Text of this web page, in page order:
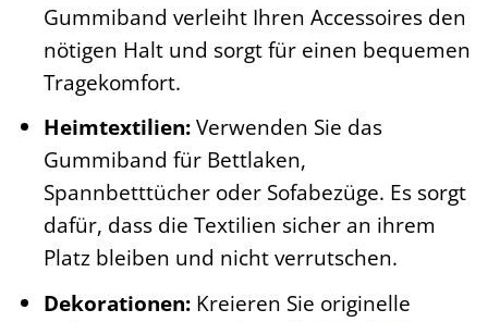
Gummiband verleiht Ihren Accessoires den
nötigen Halt und sorgt für einen bequemen
Tragekomfort.
Heimtextilien:Verwenden Sie das
Gummiband für Bettlaken,
Spannbetttücher oder Sofabezüge. Es sorgt
dafür, dass die Textilien sicher an ihrem
Platz bleiben und nicht verrutschen.
Dekorationen:Kreieren Sie originelle